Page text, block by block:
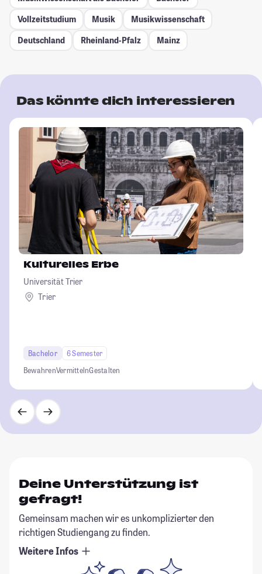
Vollzeitstudium
Musik
Musikwissenschaft
Deutschland
Rheinland-Pfalz Mainz
Das könnte dich interessieren
Kulturelles Erbe
Universität Trier
Trier
Bachelor
6 Semester
BewahrenVermittelnGestalten
Deine Unterstützung ist
gefragt!
Gemeinsam machen wir es unkomplizierter den
richtigen Studiengang zu finden.
Weitere Infos